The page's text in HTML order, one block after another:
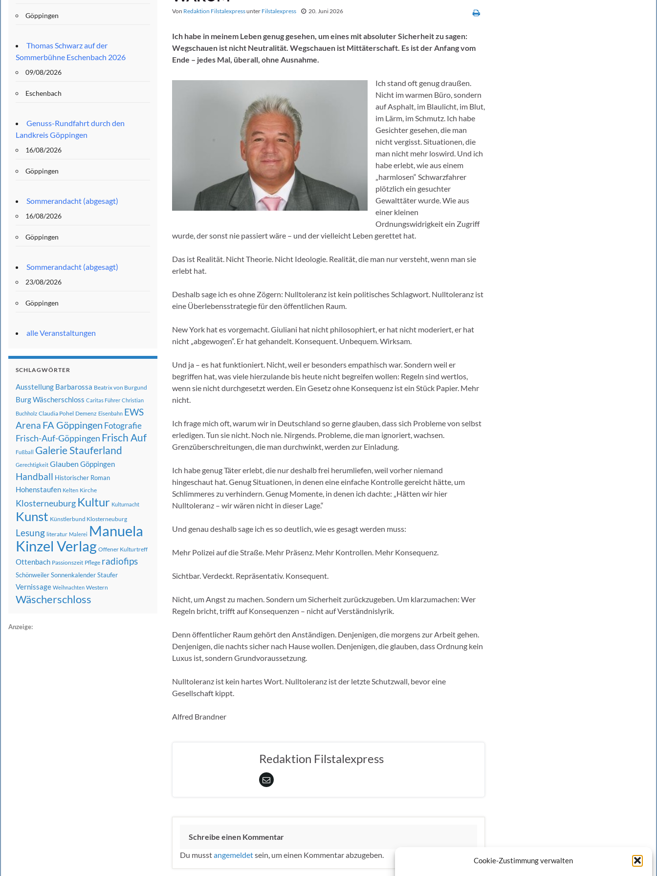
Cookie-Zustimmung verwalten
Von Redaktion Filstalexpressunter Filstalexpress 20. Juni 2026
Ich habe in meinem Leben genug gesehen, um eines mit absoluter Sicherheit zu sagen:
Wegschauen ist nicht Neutralität. Wegschauen ist Mittäterschaft. Es ist der Anfang vom
Ende – jedes Mal, überall, ohne Ausnahme.
Ich stand oft genug draußen.
Nicht im warmen Büro, sondern
auf Asphalt, im Blaulicht, im Blut,
im Lärm, im Schmutz. Ich habe
Gesichter gesehen, die man
nicht vergisst. Situationen, die
man nicht mehr loswird. Und ich
habe erlebt, wie aus einem
„harmlosen“ Schwarzfahrer
plötzlich ein gesuchter
Gewalttäter wurde. Wie aus
einer kleinen
Ordnungswidrigkeit ein Zugriff
wurde, der sonst nie passiert wäre – und der vielleicht Leben gerettet hat.
Das ist Realität. Nicht Theorie. Nicht Ideologie. Realität, die man nur versteht, wenn man sie
erlebt hat.
Deshalb sage ich es ohne Zögern: Nulltoleranz ist kein politisches Schlagwort. Nulltoleranz ist
eine Überlebensstrategie für den öffentlichen Raum.
New York hat es vorgemacht. Giuliani hat nicht philosophiert, er hat nicht moderiert, er hat
nicht „abgewogen“. Er hat gehandelt. Konsequent. Unbequem. Wirksam.
Und ja – es hat funktioniert. Nicht, weil er besonders empathisch war. Sondern weil er
begriffen hat, was viele hierzulande bis heute nicht begreifen wollen: Regeln sind wertlos,
wenn sie nicht durchgesetzt werden. Ein Gesetz ohne Konsequenz ist ein Stück Papier. Mehr
nicht.
Ich frage mich oft, warum wir in Deutschland so gerne glauben, dass sich Probleme von selbst
erledigen. Tun sie nicht. Noch nie. Nirgends. Probleme, die man ignoriert, wachsen.
Grenzüberschreitungen, die man durchwinkt, werden zur Einladung.
Ich habe genug Täter erlebt, die nur deshalb frei herumliefen, weil vorher niemand
hingeschaut hat. Genug Situationen, in denen eine einfache Kontrolle gereicht hätte, um
Schlimmeres zu verhindern. Genug Momente, in denen ich dachte: „Hätten wir hier
Nulltoleranz – wir wären nicht in dieser Lage.“
Und genau deshalb sage ich es so deutlich, wie es gesagt werden muss:
Mehr Polizei auf die Straße. Mehr Präsenz. Mehr Kontrollen. Mehr Konsequenz.
Sichtbar. Verdeckt. Repräsentativ. Konsequent.
Nicht, um Angst zu machen. Sondern um Sicherheit zurückzugeben. Um klarzumachen: Wer
Regeln bricht, trifft auf Konsequenzen – nicht auf Verständnislyrik.
Denn öffentlicher Raum gehört den Anständigen. Denjenigen, die morgens zur Arbeit gehen.
Denjenigen, die nachts sicher nach Hause wollen. Denjenigen, die glauben, dass Ordnung kein
Luxus ist, sondern Grundvoraussetzung.
Nulltoleranz ist kein hartes Wort. Nulltoleranz ist der letzte Schutzwall, bevor eine
Gesellschaft kippt.
Alfred Brandner
Redaktion Filstalexpress
Schreibe einen Kommentar
Du musstangemeldetsein, um einen Kommentar abzugeben.
Göppingen
Thomas Schwarz auf der
Sommerbühne Eschenbach 2026
09/08/2026
Eschenbach
Genuss-Rundfahrt durch den
Landkreis Göppingen
16/08/2026
Göppingen
Sommerandacht (abgesagt)
16/08/2026
Göppingen
Sommerandacht (abgesagt)
23/08/2026
Göppingen
alle Veranstaltungen
SCHLAGWÖRTER
Ausstellung Barbarossa Beatrix von Burgund
Burg Wäscherschloss Caritas Führer Christian
Buchholz Claudia Pohel Demenz Eisenbahn EWS
Arena FA Göppingen Fotografie
Frisch-Auf-Göppingen Frisch Auf
Fußball Galerie Stauferland
Gerechtigkeit Glauben Göppingen
Handball Historischer Roman
Hohenstaufen Kelten Kirche
Klosterneuburg Kultur Kulturnacht
Kunst Künstlerbund Klosterneuburg
Lesung literatur Malerei Manuela
Kinzel Verlag Offener Kulturtreff
Ottenbach Passionszeit Pflege radiofips
SchönweilerSonnenkalenderStaufer
Vernissage Weihnachten Western
Wäscherschloss
Anzeige: